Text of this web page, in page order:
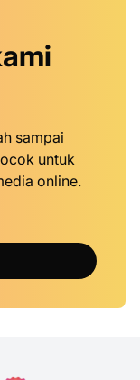
sampai
untuk
online.